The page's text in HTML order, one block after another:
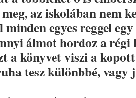
az iskolában nem
minden egyes reggel
álmot hordoz a régi
a könyvet viszi a
tesz különbbé, vagy